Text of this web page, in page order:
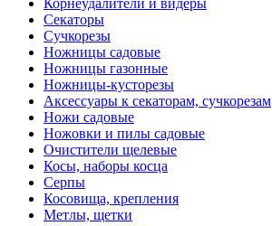
Корнеудалители и видеры
Секаторы
Сучкорезы
Ножницы садовые
Ножницы газонные
Ножницы-кусторезы
Аксессуары к секаторам, сучкорезам
Ножи садовые
Ножовки и пилы садовые
Очистители щелевые
Косы, наборы косца
Серпы
Косовища, крепления
Метлы, щетки